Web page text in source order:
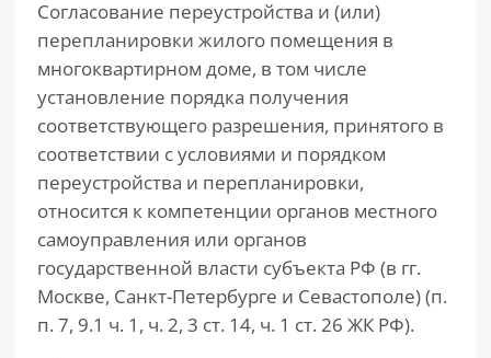
Согласование переустройства и (или)
перепланировки жилого помещения в
многоквартирном доме, в том числе
установление порядка получения
соответствующего разрешения, принятого в
соответствии с условиями и порядком
переустройства и перепланировки,
относится к компетенции органов местного
самоуправления или органов
государственной власти субъекта РФ (в гг.
Москве, Санкт-Петербурге и Севастополе) (п.
п. 7, 9.1 ч. 1, ч. 2, 3 ст. 14, ч. 1 ст. 26 ЖК РФ).